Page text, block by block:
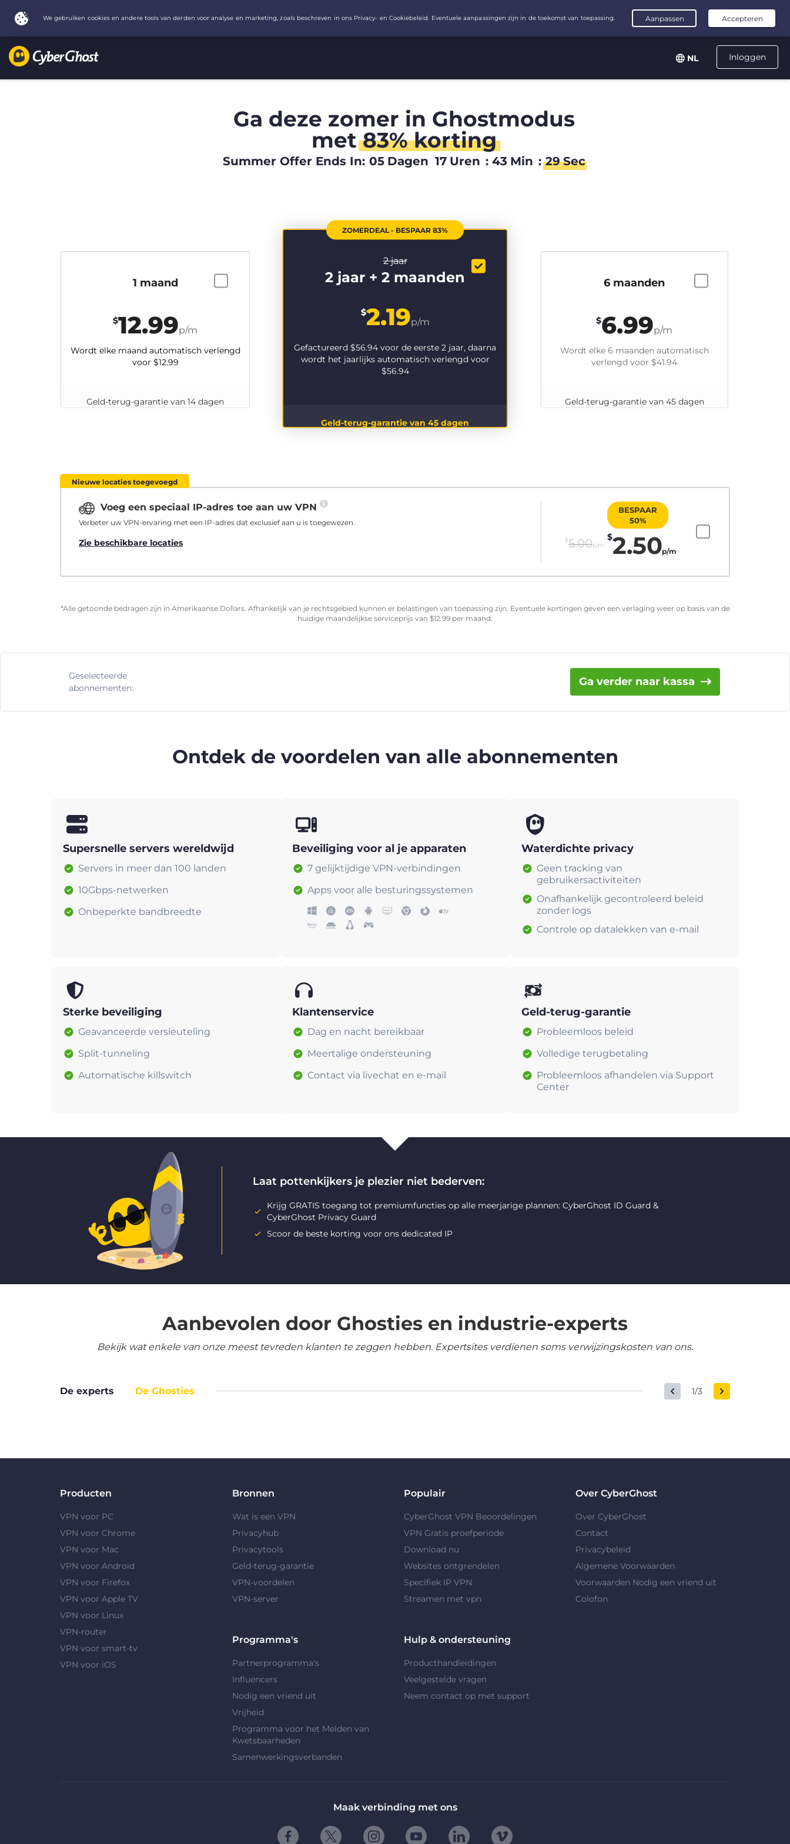
Inloggen
NL
Ga deze zomer in Ghostmodus
met83% korting
Summer Offer Ends In: 05 Dagen 17 Uren : 43 Min : 28 Sec
ZOMERDEAL - BESPAAR 83%
2 jaar
2 jaar + 2 maanden
$2.19p/m
Gefactureerd $56.94 voor de eerste 2 jaar, daarna
wordt het jaarlijks automatisch verlengd voor
$56.94
Geld-terug-garantie van 45 dagen
6 maanden
$6.99p/m
Wordt elke 6 maanden automatisch
verlengd voor $41.94
Geld-terug-garantie van 45 dagen
1 maand
$12.99p/m
Wordt elke maand automatisch verlengd
voor $12.99
Geld-terug-garantie van 14 dagen
Nieuwe locaties toegevoegd
Voeg een speciaal IP-adres toe aan uw VPN
Verbeter uw VPN-ervaring met een IP-adres dat exclusief aan u is toegewezen.
Zie beschikbare locaties $5.00p/m
BESPAAR
50%
$2.50p/m
*Alle getoonde bedragen zijn in Amerikaanse Dollars. Afhankelijk van je rechtsgebied kunnen er belastingen van toepassing zijn. Eventuele kortingen geven een verlaging weer op basis van de
huidige maandelijkse serviceprijs van $12.99 per maand.
Geselecteerde
abonnementen:
Ga verder naar kassa
Ontdek de voordelen van alle abonnementen
Supersnelle servers wereldwijd
Servers in meer dan 100 landen
10Gbps-netwerken
Onbeperkte bandbreedte
Beveiliging voor al je apparaten
7 gelijktijdige VPN-verbindingen
Apps voor alle besturingssystemen
Waterdichte privacy
Geen tracking van
gebruikersactiviteiten
Onafhankelijk gecontroleerd beleid
zonder logs
Controle op datalekken van e-mail
Sterke beveiliging
Geavanceerde versleuteling
Split-tunneling
Automatische killswitch
Klantenservice
Dag en nacht bereikbaar
Meertalige ondersteuning
Contact via livechat en e-mail
Geld-terug-garantie
Probleemloos beleid
Volledige terugbetaling
Probleemloos afhandelen via Support
Center
Laat pottenkijkers je plezier niet bederven:
Krijg GRATIS toegang tot premiumfuncties op alle meerjarige plannen: CyberGhost ID Guard &
CyberGhost Privacy Guard
Scoor de beste korting voor ons dedicated IP
Aanbevolen door Ghosties en industrie-experts
Bekijk wat enkele van onze meest tevreden klanten te zeggen hebben. Expertsites verdienen soms verwijzingskosten van ons.
De experts De Ghosties 1/3
Producten
VPN voor PC
VPN voor Chrome
VPN voor Mac
VPN voor Android
VPN voor Firefox
VPN voor Apple TV
VPN voor Linux
VPN-router
VPN voor smart-tv
VPN voor iOS
Bronnen
Wat is een VPN
Privacyhub
Privacytools
Geld-terug-garantie
VPN-voordelen
VPN-server
Populair
CyberGhost VPN Beoordelingen
VPN Gratis proefperiode
Download nu
Websites ontgrendelen
Specifiek IP VPN
Streamen met vpn
Over CyberGhost
Over CyberGhost
Contact
Privacybeleid
Algemene Voorwaarden
Voorwaarden Nodig een vriend uit
Colofon
Programma's
Partnerprogramma's
Influencers
Nodig een vriend uit
Vrijheid
Programma voor het Melden van
Kwetsbaarheden
Samenwerkingsverbanden
Hulp & ondersteuning
Producthandleidingen
Veelgestelde vragen
Neem contact op met support
Maak verbinding met ons